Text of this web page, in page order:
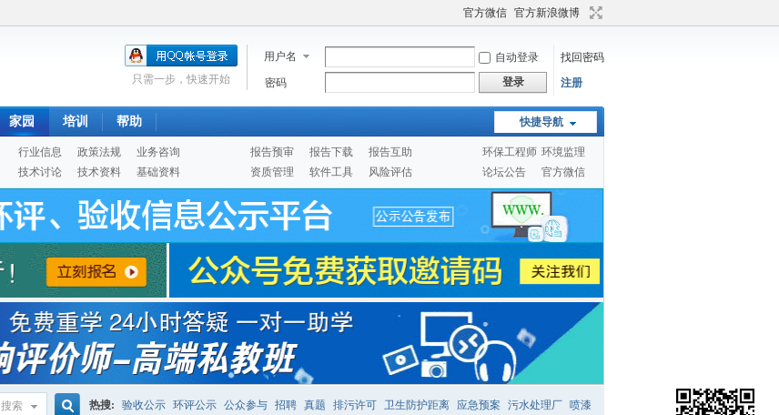
官方微信 官方新浪微博
用户名 自动登录
找回密码
密码
登录 注册
只需一步，快速开始
快捷导航
家园 培训 帮助
行业信息 政策法规
业务咨询
技术讨论
技术资料 基础资料
报告预审 报告下载
报告互助
资质管理
软件工具 风险评估
环保工程师 环境监理
论坛公告
官方微信
搜索 热搜: 验收公示 环评公示 公众参与 招聘 真题 排污许可 卫生防护距离 应急预案 污水处理厂 喷漆